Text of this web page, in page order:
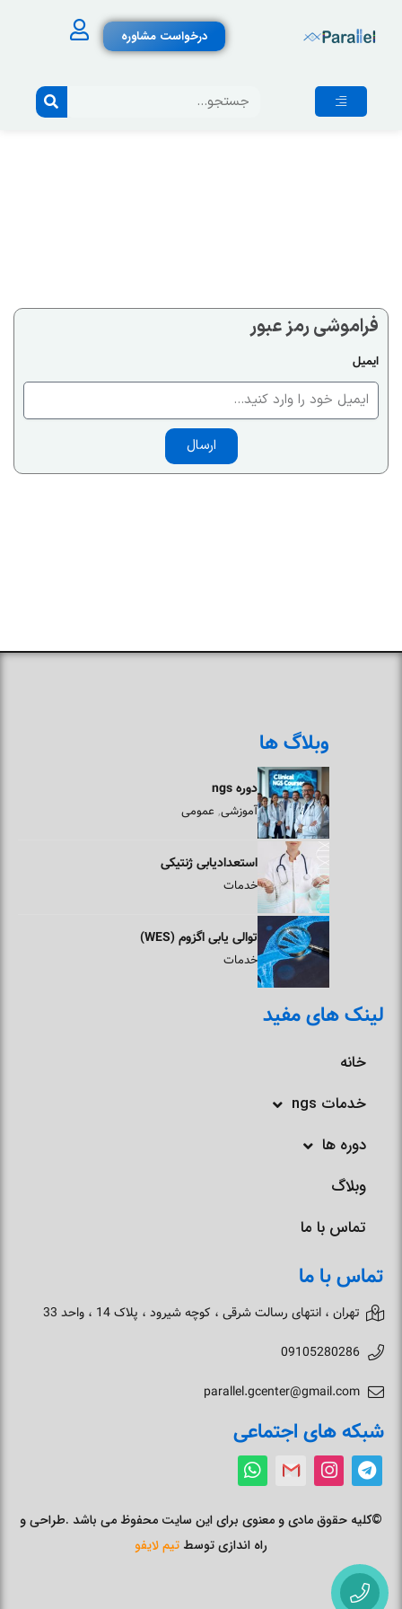
درخواست مشاوره
فراموشی رمز عبور
ایمیل
ارسال
وبلاگ ها
دوره ngs
آموزشی, عمومی
استعدادیابی ژنتیکی
خدمات
توالی یابی اگزوم (WES)
خدمات
لینک های مفید
خانه
خدمات ngs
دوره ها
وبلاگ
تماس با ما
تماس با ما
تهران ، انتهای رسالت شرقی ، کوچه شیرود ، پلاک 14 ، واحد 33
09105280286
parallel.gcenter@gmail.com
شبکه های اجتماعی
©کلیه حقوق مادی و معنوی برای این سایت محفوظ می باشد .طراحی و
راه اندازی توسط تیم لایفو